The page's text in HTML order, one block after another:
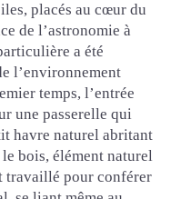
placés au cœur du
de l’astronomie à
a été
l’environnement
temps, l’entrée
une passerelle qui
havre naturel abritant
bois, élément naturel
travaillé pour conférer